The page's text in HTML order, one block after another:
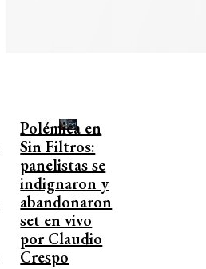
Polémica en
Sin Filtros:
panelistas se
indignaron y
abandonaron
set en vivo
por Claudio
Crespo